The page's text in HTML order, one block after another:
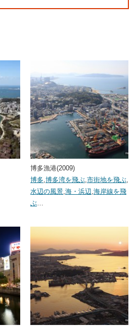
博多漁港(2009)
博多,博多湾を飛ぶ,市街地を飛ぶ,
水辺の風景,海・浜辺,海岸線を飛
ぶ…